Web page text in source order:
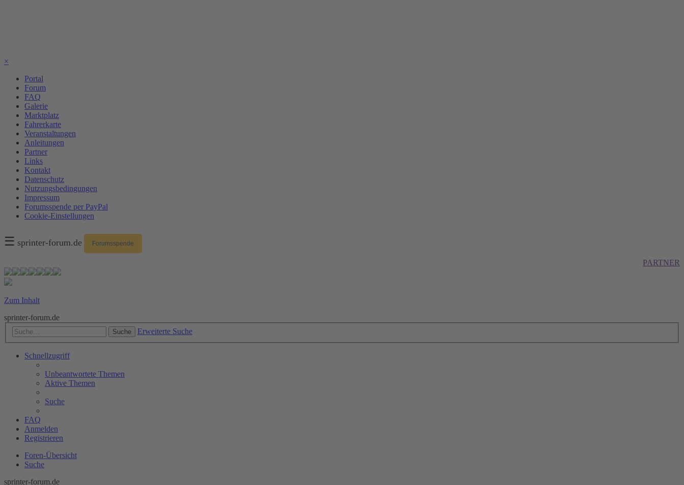
×
Portal
Forum
FAQ
Galerie
Marktplatz
Fahrerkarte
Veranstaltungen
Anleitungen
Partner
Links
Kontakt
Datenschutz
Nutzungsbedingungen
Impressum
Forumsspende per PayPal
Cookie-Einstellungen
☰ sprinter-forum.de Forumsspende
PARTNER
Zum Inhalt
sprinter-forum.de
Suche Erweiterte Suche
Schnellzugriff
Unbeantwortete Themen
Aktive Themen
Suche
FAQ
Anmelden
Registrieren
Foren-Übersicht
Suche
sprinter-forum.de